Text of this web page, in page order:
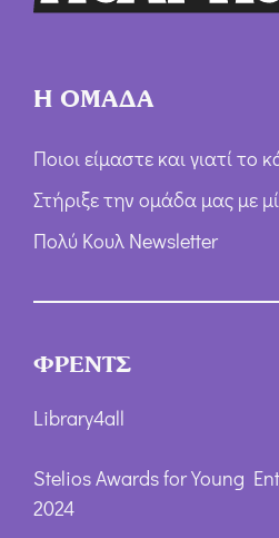
Η ΟΜΑΔΑ
Ποιοι είμαστε και γιατί το
Στήριξε την ομάδα μας με
Πολύ Κουλ Newsletter
ΦΡΕΝΤΣ
Library4all
Stelios Awards for Young
2024